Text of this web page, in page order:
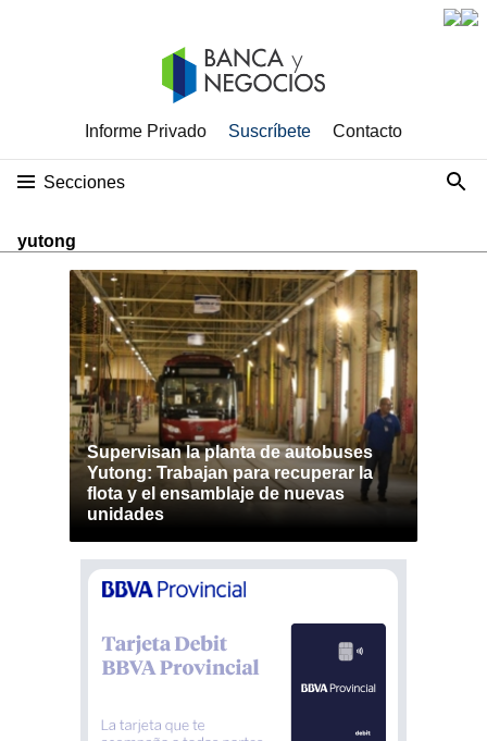
Informe Privado Suscríbete Contacto
Secciones
yutong
Supervisan la planta de autobuses
Yutong: Trabajan para recuperar la
flota y el ensamblaje de nuevas
unidades